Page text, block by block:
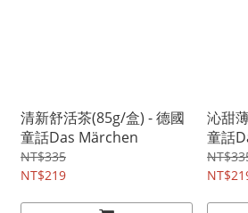
清新舒活茶(85g/盒) - 德國
童話Das Märchen
NT$335
NT$219
沁甜
童話